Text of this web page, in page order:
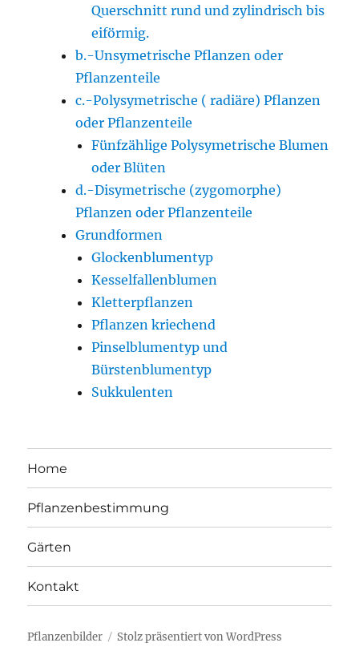
Querschnitt rund und zylindrisch bis
eiförmig.
b.-Unsymetrische Pflanzen oder
Pflanzenteile
c.-Polysymetrische ( radiäre) Pflanzen
oder Pflanzenteile
Fünfzählige Polysymetrische Blumen
oder Blüten
d.-Disymetrische (zygomorphe)
Pflanzen oder Pflanzenteile
Grundformen
Glockenblumentyp
Kesselfallenblumen
Kletterpflanzen
Pflanzen kriechend
Pinselblumentyp und
Bürstenblumentyp
Sukkulenten
Home
Pflanzenbestimmung
Gärten
Kontakt
Pflanzenbilder Stolz präsentiert von WordPress